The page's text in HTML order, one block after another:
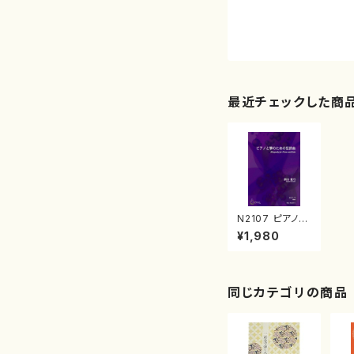
最近チェックした商
N2107 ピアノと
箏のための狂詩
曲（ピアノ、箏/新
¥1,980
同じカテゴリの商品